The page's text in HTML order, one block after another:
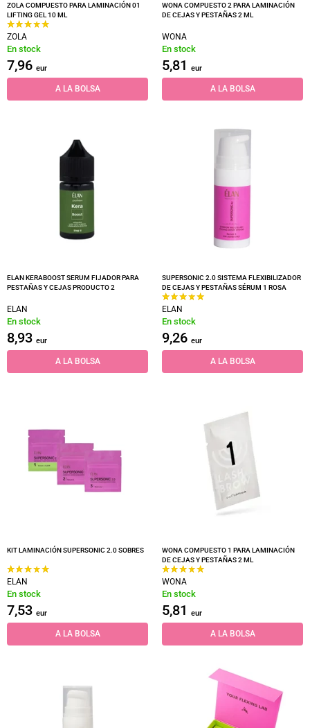
ZOLA COMPUESTO PARA LAMINACIÓN 01
LIFTING GEL 10 ML
ZOLA
En stock
7,96 eur
A LA BOLSA
WONA COMPUESTO 2 PARA LAMINACIÓN
DE CEJAS Y PESTAÑAS 2 ML
WONA
En stock
5,81 eur
A LA BOLSA
ELAN KERABOOST SERUM FIJADOR PARA
PESTAÑAS Y CEJAS PRODUCTO 2
ELAN
En stock
8,93 eur
A LA BOLSA
SUPERSONIC 2.0 SISTEMA FLEXIBILIZADOR
DE CEJAS Y PESTAÑAS SÉRUM 1 ROSA
ELAN
En stock
9,26 eur
A LA BOLSA
KIT LAMINACIÓN SUPERSONIC 2.0 SOBRES
ELAN
En stock
7,53 eur
A LA BOLSA
WONA COMPUESTO 1 PARA LAMINACIÓN
DE CEJAS Y PESTAÑAS 2 ML
WONA
En stock
5,81 eur
A LA BOLSA